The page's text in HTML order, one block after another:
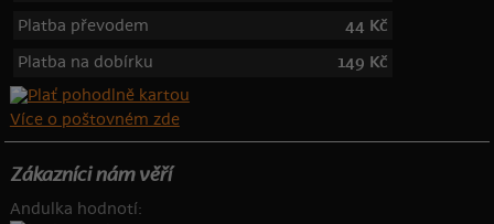
Platba převodem
44 Kč
Platba na dobírku
149 Kč
Více o poštovném zde
Zákazníci nám věří
Andulka hodnotí: